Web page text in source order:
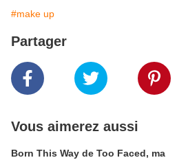
#make up
Partager
Vous aimerez aussi
Born This Way de Too Faced, ma